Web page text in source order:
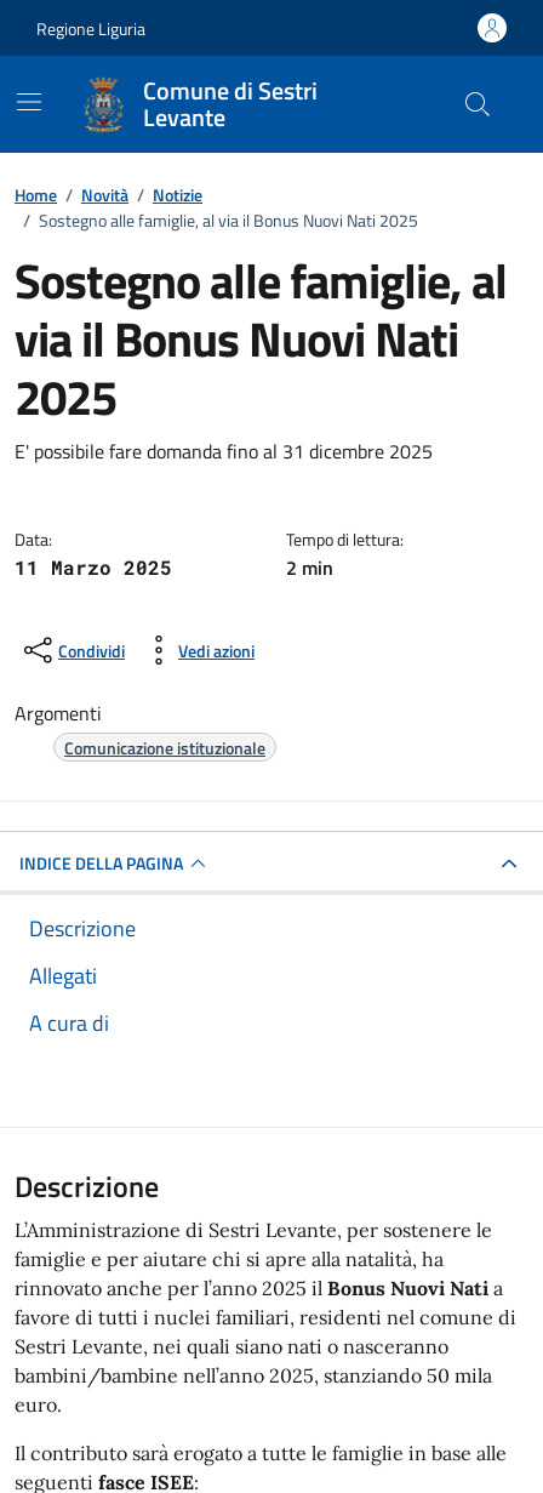
Regione Liguria
Comune di Sestri
Levante
Home / Novità / Notizie
/ Sostegno alle famiglie, al via il Bonus Nuovi Nati 2025
Sostegno alle famiglie, al
via il Bonus Nuovi Nati
2025
Dettagli della notizia
E' possibile fare domanda fino al 31 dicembre 2025
Data:
11 Marzo 2025
Tempo di lettura:
2 min
Condividi Vedi azioni
Argomenti
Comunicazione istituzionale
INDICE DELLA PAGINA
Descrizione
Allegati
A cura di
Descrizione
L’Amministrazione di Sestri Levante, per sostenere le
famiglie e per aiutare chi si apre alla natalità, ha
rinnovato anche per l’anno 2025 il Bonus Nuovi Nati a
favore di tutti i nuclei familiari, residenti nel comune di
Sestri Levante, nei quali siano nati o nasceranno
bambini/bambine nell’anno 2025, stanziando 50 mila
euro.
Il contributo sarà erogato a tutte le famiglie in base alle
seguenti fasce ISEE: